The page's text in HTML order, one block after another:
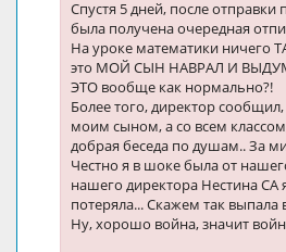
Спустя 5 дней, после отправки
была получена очередная
На уроке математики ничего
это МОЙ СЫН НАВРАЛ И
ЭТО вообще как нормально?!
Более того, директор сообщил,
моим сыном, а со всем
добрая беседа по душам.. За
Честно я в шоке была от
нашего директора Нестина СА
потеряла... Скажем так выпала
Ну, хорошо война, значит